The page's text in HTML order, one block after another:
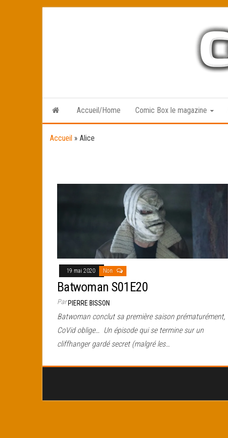
Accueil/Home Comic Box le magazine
Accueil » Alice
19 mai 2020 Non
Batwoman S01E20
ParPIERRE BISSON
Batwoman conclut sa première saison prématurément,
CoVid oblige… Un épisode qui se termine sur un
cliffhanger gardé secret (malgré les…